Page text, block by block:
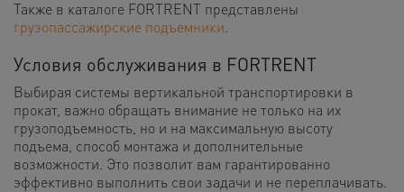
Также в каталоге FORTRENT представлены
грузопассажирские подъемники
Условия обслуживания в FORTRENT
Выбирая системы вертикальной транспортировки в
прокат, важно обращать внимание не только на их
грузоподъемность, но и на максимальную высоту
подъема, способ монтажа и дополнительные
возможности. Это позволит вам гарантированно
эффективно выполнить свои задачи и не переплачивать.